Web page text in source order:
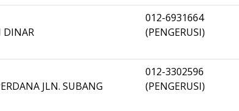
DINAR
012-6931664
(PENGERUSI)
JLN. SUBANG
012-3302596
(PENGERUSI)